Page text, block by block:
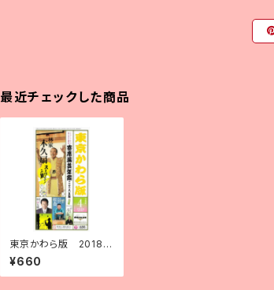
最近チェックした商品
東京かわら版 2018
（平成30）年４月号 寄
席演芸年鑑2018年版
合併号
¥660